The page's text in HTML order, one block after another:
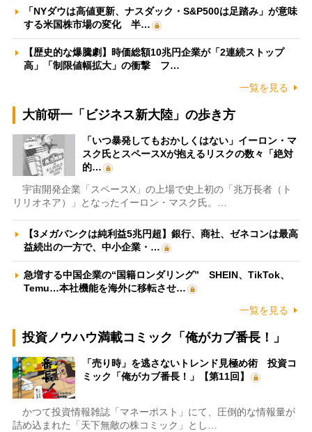
「NYダウは高値更新、ナスダック・S&P500は足踏み」が意味
する米国株市場の変化 半…
【歴史的な爆騰劇】時価総額10兆円企業が「2連続ストップ
高」「制限値幅拡大」の衝撃 フ…
一覧を見る
大前研一「ビジネス新大陸」の歩き方
「いつ暴発してもおかしくはない」イーロン・マ
スク氏とスペースXが抱えるリスクの数々「絶対
的…
宇宙開発企業「スペースX」の上場で史上初の「兆万長者（ト
リリオネア）」となったイーロン・マスク氏。…
【3メガバンクは純利益5兆円超】銀行、商社、ゼネコンは最高
益続出の一方で、中小企業・…
急増する中国企業の“国籍ロンダリング” SHEIN、TikTok、
Temu…本社機能を海外に移転させ…
一覧を見る
投資ノウハウ満載コミック「俺がカブ番長！」
「売り時」を逃さないトレンド見極め術 投資コ
ミック「俺がカブ番長！」【第11回】
かつて投資情報雑誌「マネーポスト」にて、圧倒的な情報量が
詰め込まれた「天下無敵の株コミック」とし…